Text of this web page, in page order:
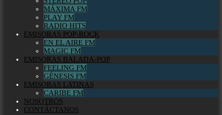
MÁXIMA FM
PLAY FM
RADIO HITS
EMISORAS POP-ROCK
EN EL AIRE FM
MAGIC FM
EMISORAS BALADA-POP
FEELING FM
GÉNESIS FM
EMISORAS LATINAS
CARIBE FM
NOSOTROS
CONTÁCTANOS